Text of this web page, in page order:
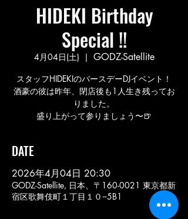
HIDEKI Birthday
Special !!
4月04日(土)
  |
GODZ-Satellite
スタッフHIDEKIのバースデーDJイベント！
酒豪の彼は昨年、閉店後も1人生き残ってお
りました。
盛り上がって参りましょう〜🍺
DATE
2026年4月04日 20:30
GODZ-Satellite, 日本、〒160-0021 東京都新
宿区歌舞伎町１丁目１０−5B1